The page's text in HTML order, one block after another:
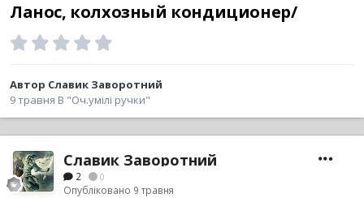
Ланос, колхозный кондиционер/
Автор Славик Заворотний
9 травня В "Оч.умілі ручки"
Славик Заворотний
2 0
Опубліковано 9 травня